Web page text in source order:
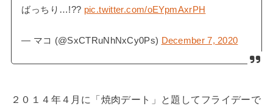
ばっちり…!?? pic.twitter.com/oEYpmAxrPH
— マコ (@SxCTRuNhNxCy0Ps) December 7, 2020
２０１４年４月に「焼肉デート」と題してフライデーで